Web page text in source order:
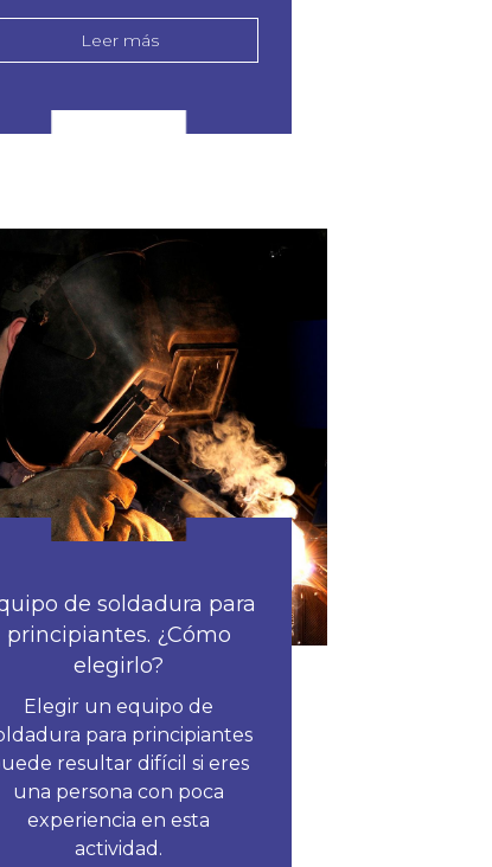
Leer más
de soldadura para
principiantes. ¿Cómo
elegirlo?
Elegir un equipo de
para principiantes
resultar difícil si eres
una persona con poca
experiencia en esta
actividad.